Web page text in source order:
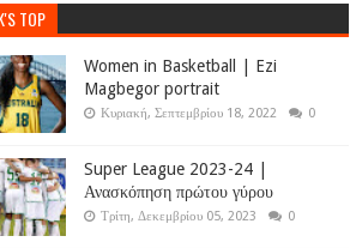
TOP
Women in Basketball | Ezi
Magbegor portrait
Κυριακή, Σεπτεμβρίου 18, 2022 0
Super League 2023-24 |
Ανασκόπηση πρώτου γύρου
Τρίτη, Δεκεμβρίου 05, 2023 0